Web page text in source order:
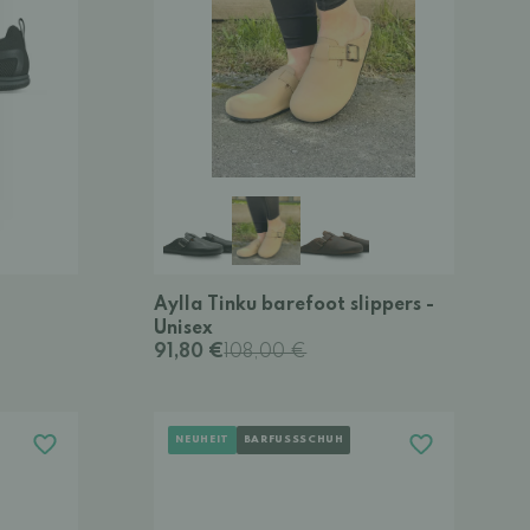
Aylla Tinku barefoot slippers -
Unisex
91,80 €108,00 €
NEUHEIT BARFUSSSCHUH